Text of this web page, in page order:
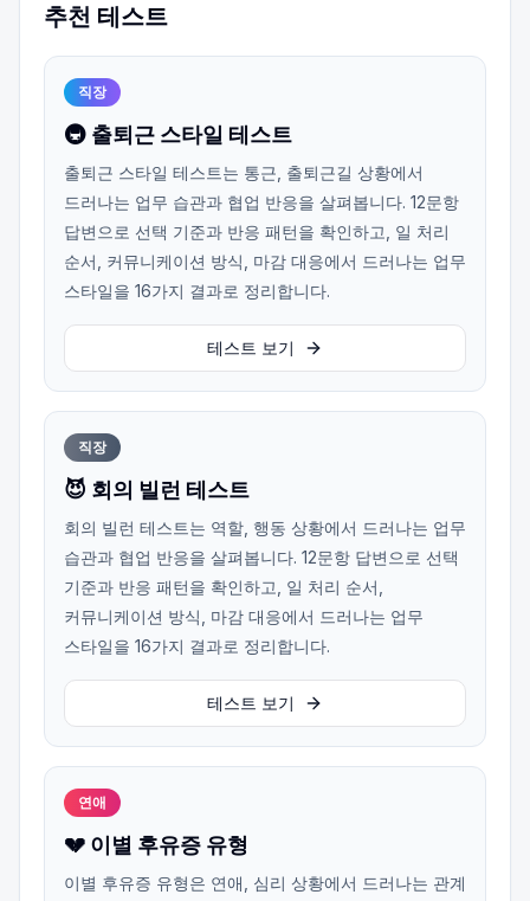
추천 테스트
직장
🚇 출퇴근 스타일 테스트
출퇴근 스타일 테스트는 통근, 출퇴근길 상황에서
드러나는 업무 습관과 협업 반응을 살펴봅니다. 12문항
답변으로 선택 기준과 반응 패턴을 확인하고, 일 처리
순서, 커뮤니케이션 방식, 마감 대응에서 드러나는 업무
스타일을 16가지 결과로 정리합니다.
테스트 보기
직장
😈 회의 빌런 테스트
회의 빌런 테스트는 역할, 행동 상황에서 드러나는 업무
습관과 협업 반응을 살펴봅니다. 12문항 답변으로 선택
기준과 반응 패턴을 확인하고, 일 처리 순서,
커뮤니케이션 방식, 마감 대응에서 드러나는 업무
스타일을 16가지 결과로 정리합니다.
테스트 보기
연애
💔 이별 후유증 유형
이별 후유증 유형은 연애, 심리 상황에서 드러나는 관계